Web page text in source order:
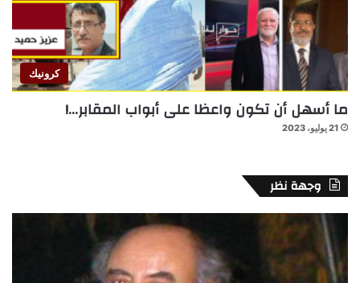
كرونيك
ما أسهل أن تكون واعظا على أبواب المقابر…!
21 يوليو، 2023
وجهة نظر